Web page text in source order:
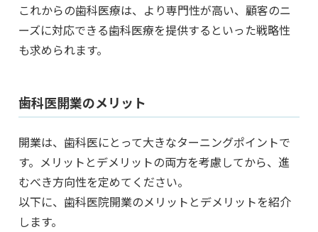
これからの歯科医療は、より専門性が高い、顧客のニ
ーズに対応できる歯科医療を提供するといった戦略性
も求められます。
歯科医開業のメリット
開業は、歯科医にとって大きなターニングポイントで
す。メリットとデメリットの両方を考慮してから、進
むべき方向性を定めてください。
以下に、歯科医院開業のメリットとデメリットを紹介
します。